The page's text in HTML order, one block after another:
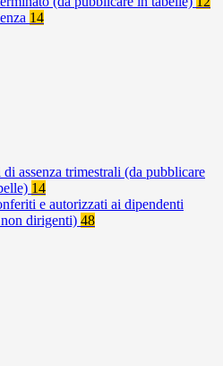
14
di assenza trimestrali (da pubblicare
14
e autorizzati ai dipendenti
dirigenti) 48